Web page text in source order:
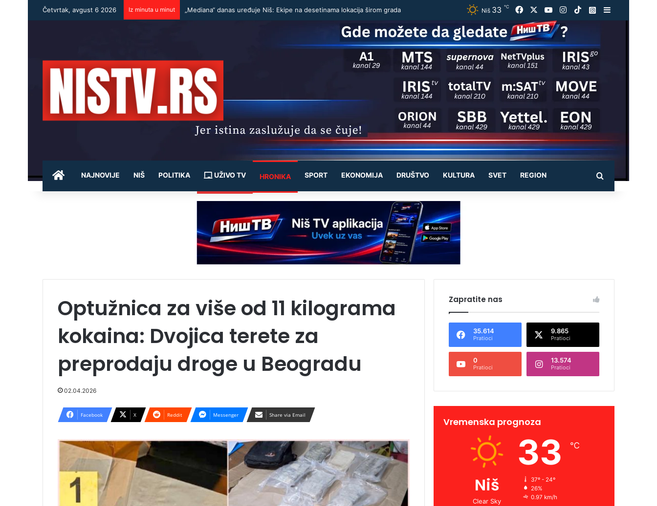
Četvrtak, avgust 6 2026 Iz minuta u minut „Mediana“ danas uređuje Niš: Ekipe na desetinama lokacija širom grada Niš 33 ℃ Facebook YouTubeInstagram
TikTokInstagram
POČETNA
NAJNOVIJE NIŠ POLITIKA UŽIVO TV HRONIKA SPORT EKONOMIJA DRUŠTVO KULTURA SVET REGION Pretraži
Optužnica za više od 11 kilograma
kokaina: Dvojica terete za
preprodaju droge u Beogradu
02.04.2026
Facebook X Reddit Messenger Share via Email
Zapratite nas
35.614
Pratioci
9.865
Pratioci
0
Pratioci
13.574
Pratioci
Vremenska prognoza
Niš
Clear Sky
33 ℃
37º - 24º
26%
0.97 km/h